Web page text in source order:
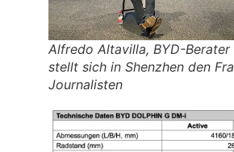
Alfredo Altavilla, BYD-Berater
stellt sich in Shenzhen den
Journalisten